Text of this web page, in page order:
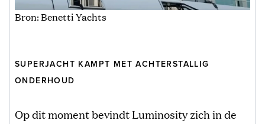
Bron: Benetti Yachts
SUPERJACHT KAMPT MET ACHTERSTALLIG
ONDERHOUD
Op dit moment bevindt Luminosity zich in de